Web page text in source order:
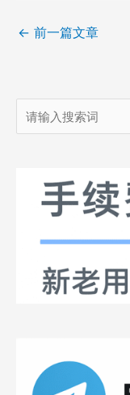
← 前一篇文章
搜
索